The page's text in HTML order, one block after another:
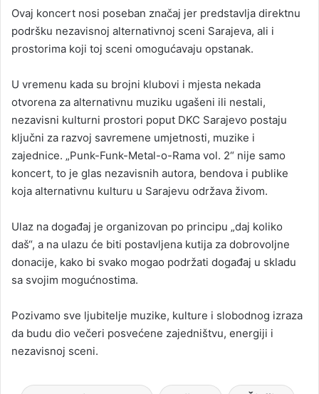
Ovaj koncert nosi poseban značaj jer predstavlja direktnu
podršku nezavisnoj alternativnoj sceni Sarajeva, ali i
prostorima koji toj sceni omogućavaju opstanak.
U vremenu kada su brojni klubovi i mjesta nekada
otvorena za alternativnu muziku ugašeni ili nestali,
nezavisni kulturni prostori poput DKC Sarajevo postaju
ključni za razvoj savremene umjetnosti, muzike i
zajednice. „Punk-Funk-Metal-o-Rama vol. 2“ nije samo
koncert, to je glas nezavisnih autora, bendova i publike
koja alternativnu kulturu u Sarajevu održava živom.
Ulaz na događaj je organizovan po principu „daj koliko
daš“, a na ulazu će biti postavljena kutija za dobrovoljne
donacije, kako bi svako mogao podržati događaj u skladu
sa svojim mogućnostima.
Pozivamo sve ljubitelje muzike, kulture i slobodnog izraza
da budu dio večeri posvećene zajedništvu, energiji i
nezavisnoj sceni.